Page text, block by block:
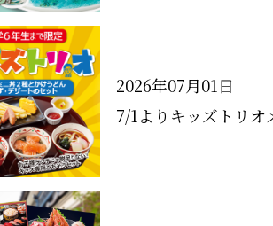
2026年07月01日
7/1よりキッズトリオ